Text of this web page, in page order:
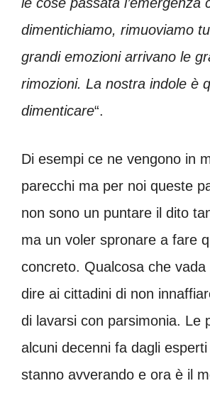
dimentichiamo, rimuoviamo
grandi emozioni arrivano le
rimozioni. La nostra indole è
dimenticare“.
Di esempi ce ne vengono in
parecchi ma per noi queste
non sono un puntare il dito
ma un voler spronare a fare
concreto. Qualcosa che
dire ai cittadini di non
di lavarsi con parsimonia. Le
alcuni decenni fa dagli
stanno avverando e ora è il